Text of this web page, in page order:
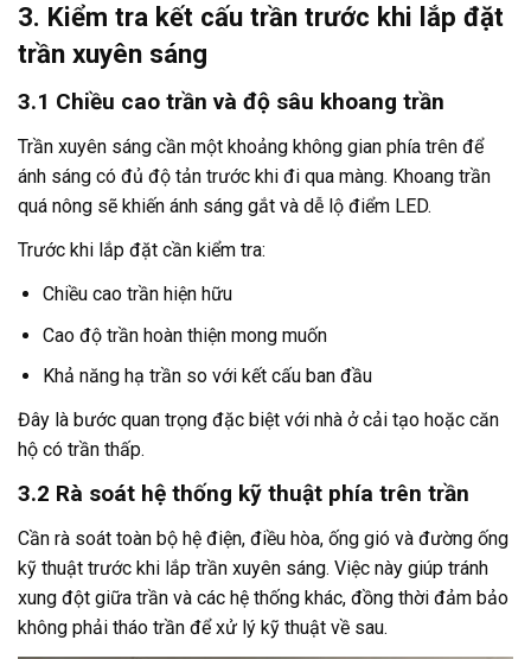
3. Kiểm tra kết cấu trần trước khi lắp đặt
trần xuyên sáng
3.1 Chiều cao trần và độ sâu khoang trần
Trần xuyên sáng cần một khoảng không gian phía trên để
ánh sáng có đủ độ tản trước khi đi qua màng. Khoang trần
quá nông sẽ khiến ánh sáng gắt và dễ lộ điểm LED.
Trước khi lắp đặt cần kiểm tra:
Chiều cao trần hiện hữu
Cao độ trần hoàn thiện mong muốn
Khả năng hạ trần so với kết cấu ban đầu
Đây là bước quan trọng đặc biệt với nhà ở cải tạo hoặc căn
hộ có trần thấp.
3.2 Rà soát hệ thống kỹ thuật phía trên trần
Cần rà soát toàn bộ hệ điện, điều hòa, ống gió và đường ống
kỹ thuật trước khi lắp trần xuyên sáng. Việc này giúp tránh
xung đột giữa trần và các hệ thống khác, đồng thời đảm bảo
không phải tháo trần để xử lý kỹ thuật về sau.